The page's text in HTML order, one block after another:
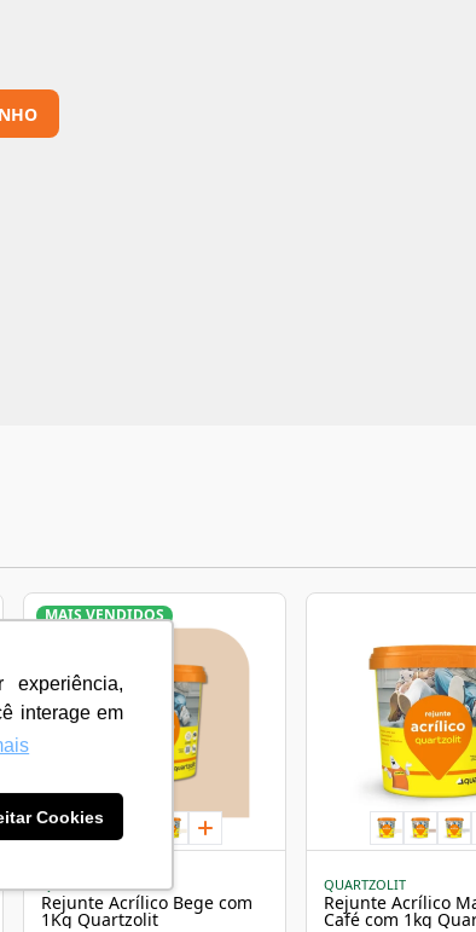
experiência,
interage em
Cookies
Rejunte Acrílico Bege com
1Kg Quartzolit
MAIS VENDIDOS
QUARTZOLIT
Rejunte Acrílico
Café com 1kg